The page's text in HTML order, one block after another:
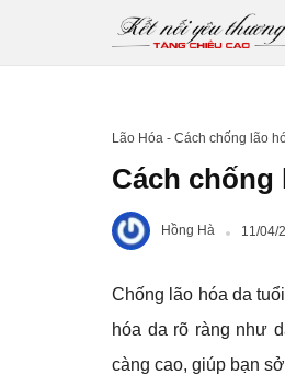
Lão Hóa - Cách chống lão
Cách chống
Hồng Hà 11/04/
Chống lão hóa da
hóa da rõ ràng như
càng cao, giúp bạn